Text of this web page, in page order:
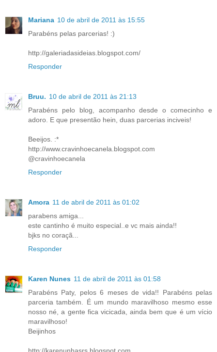
Mariana 10 de abril de 2011 às 15:55
Parabéns pelas parcerias! :)
http://galeriadasideias.blogspot.com/
Responder
Bruu. 10 de abril de 2011 às 21:13
Parabéns pelo blog, acompanho desde o comecinho e
adoro. E que presentão hein, duas parcerias inciveis!
Beeijos. :*
http://www.cravinhoecanela.blogspot.com
@cravinhoecanela
Responder
Amora 11 de abril de 2011 às 01:02
parabens amiga...
este cantinho é muito especial..e vc mais ainda!!
bjks no coraçã...
Responder
Karen Nunes 11 de abril de 2011 às 01:58
Parabéns Paty, pelos 6 meses de vida!! Parabéns pelas
parceria também. É um mundo maravilhoso mesmo esse
nosso né, a gente fica vicicada, ainda bem que é um vício
maravilhoso!
Beijinhos